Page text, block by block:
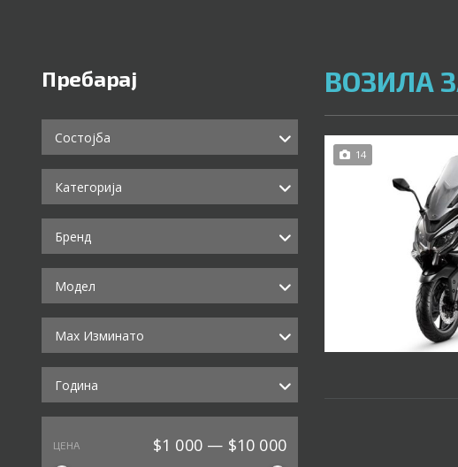
Пребарај
Состојба
Категорија
Бренд
Модел
Max Изминато
Година
ЦЕНА $1 000 — $10 000
ВОЗИЛА
14